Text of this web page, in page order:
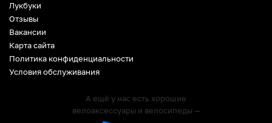
Лукбуки
Отзывы
Вакансии
Карта сайта
Политика конфиденциальности
Условия обслуживания
А ещё у нас есть хорошие
велоаксессуары и велосипеды —